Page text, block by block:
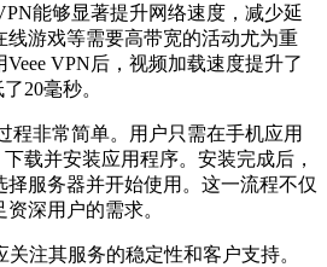
能够显著提升网络速度，减少延
线游戏等需要高带宽的活动尤为重
VPN后，视频加载速度提升了
20毫秒。
程非常简单。用户只需在手机应用
下载并安装应用程序。安装完成后，
服务器并开始使用。这一流程不仅
深用户的需求。
注其服务的稳定性和客户支持。